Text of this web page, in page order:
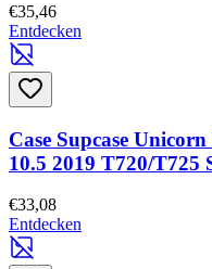
€35,46
Entdecken
Case Supcase
10.5 2019 T720/T725
€33,08
Entdecken